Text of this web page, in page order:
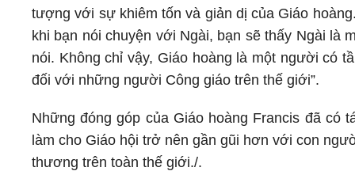
tượng với sự khiêm tốn và giản dị của Giáo
khi bạn nói chuyện với Ngài, bạn sẽ thấy Ngài là
nói. Không chỉ vậy, Giáo hoàng là một người có
đối với những người Công giáo trên thế giới”.
Những đóng góp của Giáo hoàng Francis đã có
làm cho Giáo hội trở nên gần gũi hơn với con
thương trên toàn thế giới./.